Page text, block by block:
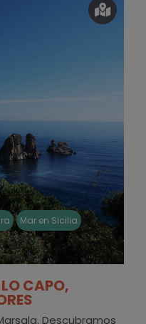
Mar en Sicilia
CAPO,
Descubramos